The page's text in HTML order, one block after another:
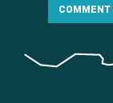
COMMENT